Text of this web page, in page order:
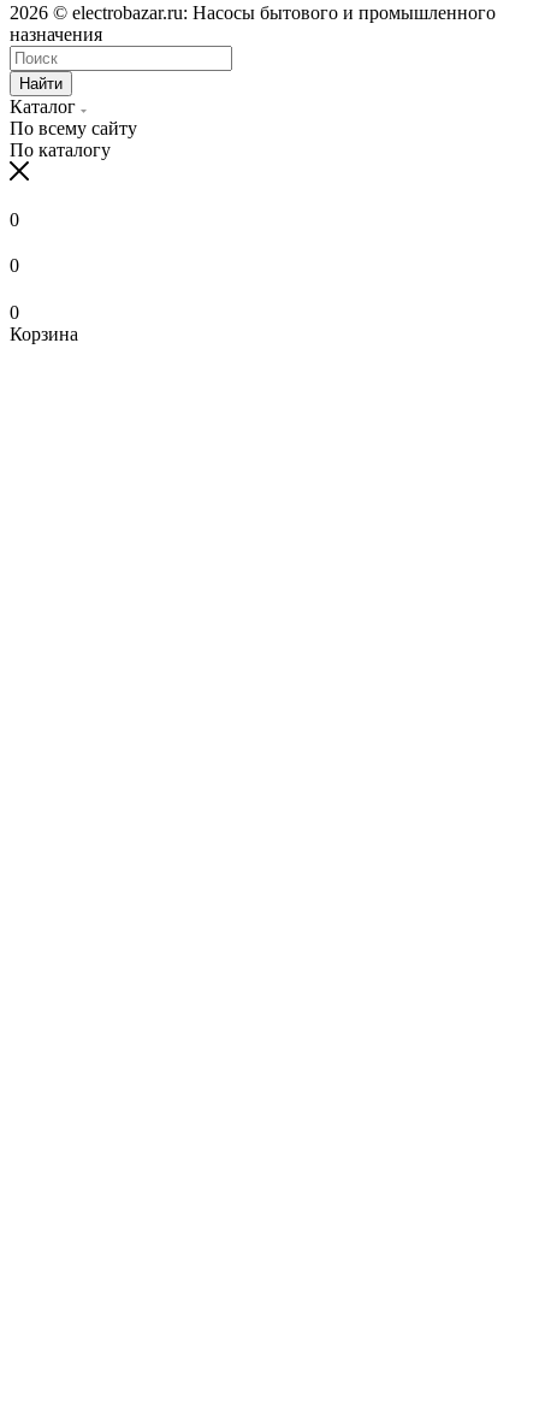
2026 © electrobazar.ru: Насосы бытового и промышленного
назначения
Найти
Каталог
По всему сайту
По каталогу
0
0
0
Корзина